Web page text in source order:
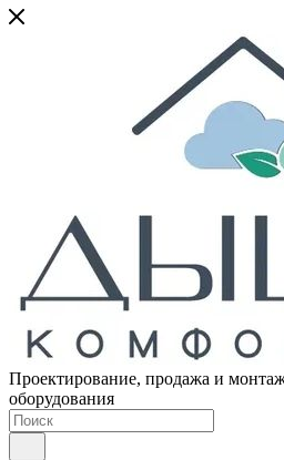
Проектирование, продажа и
оборудования